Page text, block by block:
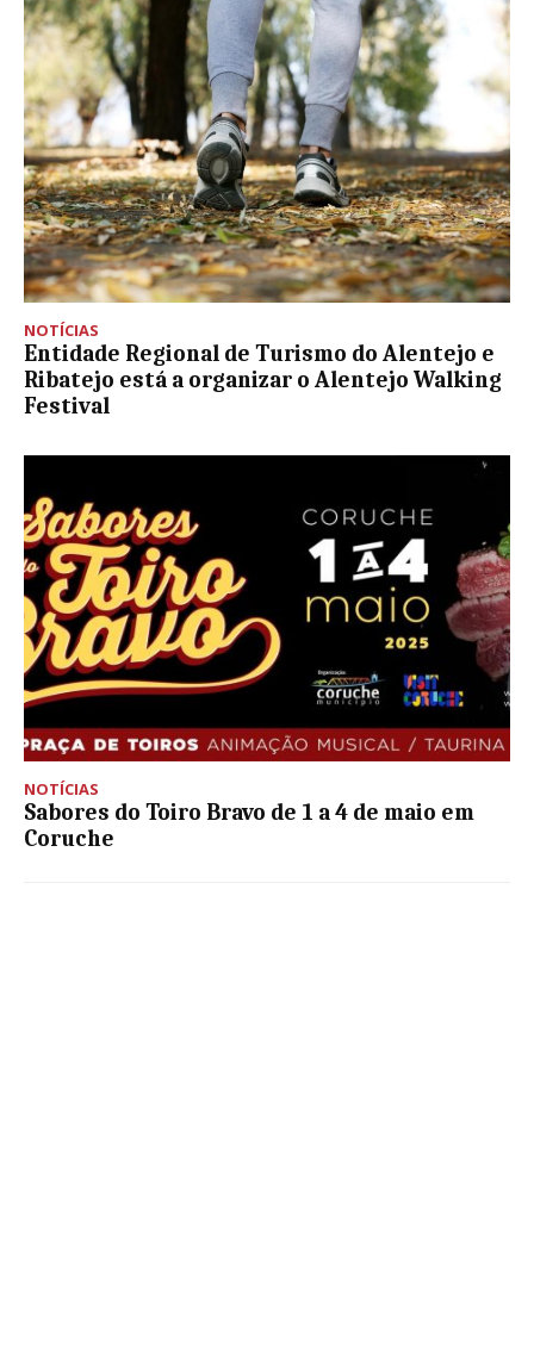
NOTÍCIAS
Entidade Regional de Turismo do Alentejo e
Ribatejo está a organizar o Alentejo Walking
Festival
NOTÍCIAS
Sabores do Toiro Bravo de 1 a 4 de maio em
Coruche